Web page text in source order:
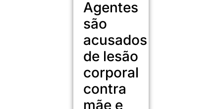
Agentes
são
acusados
de lesão
corporal
contra
mãe e